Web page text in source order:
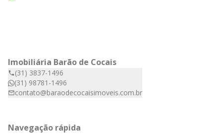
Imobiliária Barão de Cocais
(31) 3837-1496
(31) 98781-1496
contato@baraodecocaisimoveis.com.br
Navegação rápida